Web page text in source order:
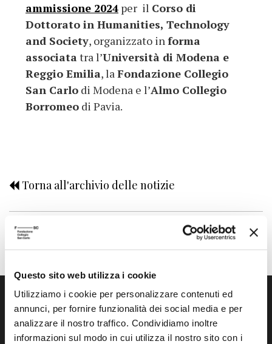
Questo sito web utilizza i cookie
Utilizziamo i cookie per personalizzare contenuti ed
annunci, per fornire funzionalità dei social media e per
analizzare il nostro traffico. Condividiamo inoltre
informazioni sul modo in cui utilizza il nostro sito con i
ammissione 2024 per il Corso di
Dottorato in Humanities, Technology
and Society, organizzato informa
associata tra l’Università di Modena e
Reggio Emilia, laFondazione Collegio
San Carlo di Modena e l’Almo Collegio
Borromeo di Pavia.
Torna all'archivio delle notizie
Pubblicata da: Scuola Alti Studi il 09-09-2024